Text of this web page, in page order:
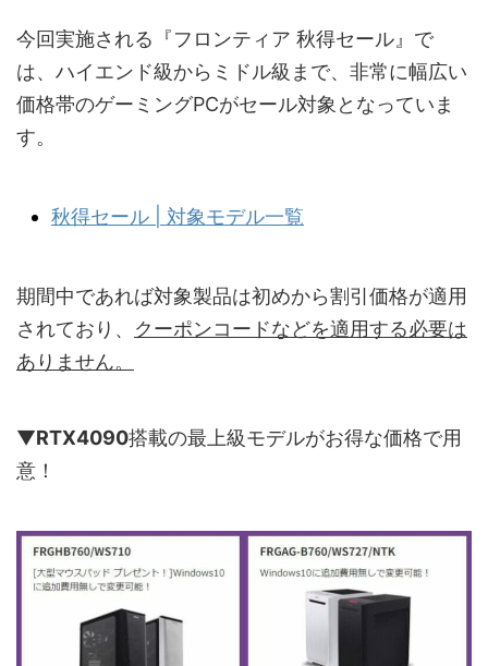
今回実施される『フロンティア 秋得セール』で
は、ハイエンド級からミドル級まで、非常に幅広い
価格帯のゲーミングPCがセール対象となっていま
す。
秋得セール | 対象モデル一覧
期間中であれば対象製品は初めから割引価格が適用
されており、 クーポンコードなどを適用する必要は
ありません。
▼RTX4090搭載の最上級モデルがお得な価格で用
意！